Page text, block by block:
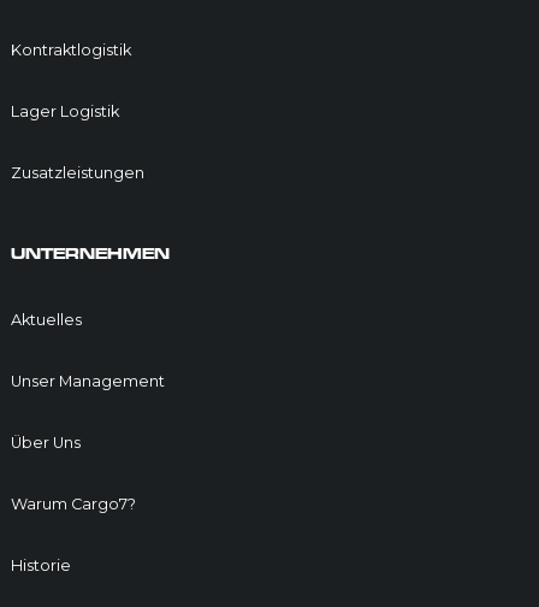
Kontraktlogistik
Lager Logistik
Zusatzleistungen
UNTERNEHMEN
Aktuelles
Unser Management
Über Uns
Warum Cargo7?
Historie